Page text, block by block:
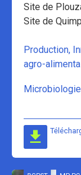
Site de
Site de
Production,
agro-